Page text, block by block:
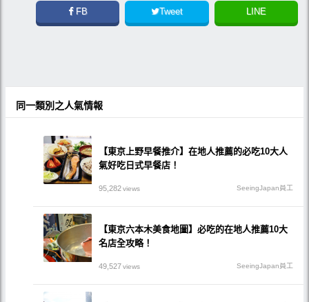
FB Tweet LINE
同一類別之人氣情報
【東京上野早餐推介】在地人推薦的必吃10大人
氣好吃日式早餐店！
95,282views SeeingJapan員工
【東京六本木美食地圖】必吃的在地人推薦10大
名店全攻略！
49,527views SeeingJapan員工